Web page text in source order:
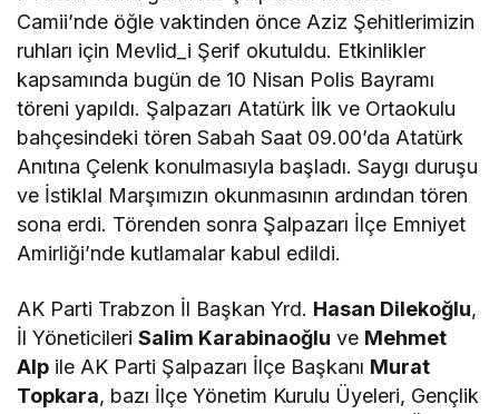
Camii’nde öğle vaktinden önce Aziz Şehitlerimizin
ruhları için Mevlid_i Şerif okutuldu. Etkinlikler
kapsamında bugün de 10 Nisan Polis Bayramı
töreni yapıldı. Şalpazarı Atatürk İlk ve Ortaokulu
bahçesindeki tören Sabah Saat 09.00’da Atatürk
Anıtına Çelenk konulmasıyla başladı. Saygı duruşu
ve İstiklal Marşımızın okunmasının ardından tören
sona erdi. Törenden sonra Şalpazarı İlçe Emniyet
Amirliği’nde kutlamalar kabul edildi.
AK Parti Trabzon İl Başkan Yrd. Hasan Dilekoğlu,
İl YöneticileriSalim Karabinaoğlu ve Mehmet
Alp ile AK Parti Şalpazarı İlçe Başkanı Murat
Topkara, bazı İlçe Yönetim Kurulu Üyeleri, Gençlik